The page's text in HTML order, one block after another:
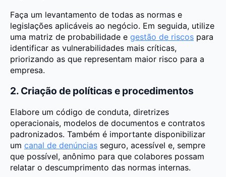
Faça um levantamento de todas as normas e
legislações aplicáveis ao negócio. Em seguida, utilize
uma matriz de probabilidade e gestão de riscos para
identificar as vulnerabilidades mais críticas,
priorizando as que representam maior risco para a
empresa.
2. Criação de políticas e procedimentos
Elabore um código de conduta, diretrizes
operacionais, modelos de documentos e contratos
padronizados. Também é importante disponibilizar
um canal de denúncias seguro, acessível e, sempre
que possível, anônimo para que colabores possam
relatar o descumprimento das normas internas.